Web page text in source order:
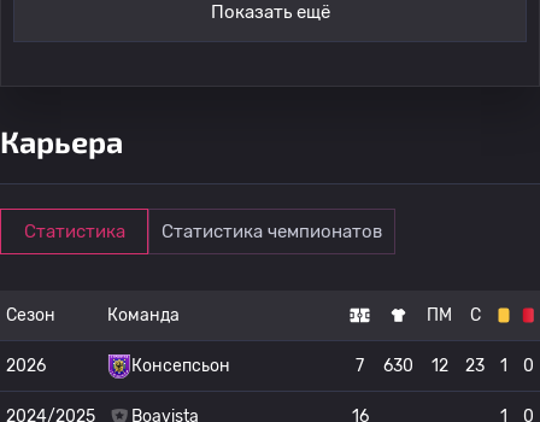
Показать ещё
Карьера
Статистика Статистика чемпионатов
Сезон Команда ПМ С
2026 Консепсьон 7 630 12 23 1 0
2024/2025 Boavista 16 1 0